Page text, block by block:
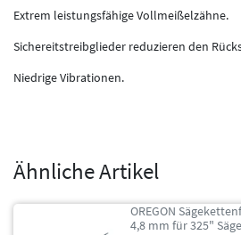
Extrem leistungsfähige Vollmeißelzähne.
Sichereitstreibglieder reduzieren den
Niedrige Vibrationen.
Ähnliche Artikel
OREGON
4,8 mm für 325"